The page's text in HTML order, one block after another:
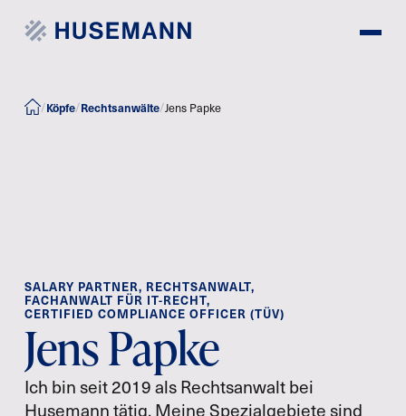
/Köpfe/Rechtsanwälte/Jens Papke
SALARY PARTNER, RECHTSANWALT,
FACHANWALT FÜR IT-RECHT,
CERTIFIED COMPLIANCE OFFICER (TÜV)
Jens Papke
Ich bin seit 2019 als Rechtsanwalt bei
Husemann tätig. Meine Spezialgebiete sind